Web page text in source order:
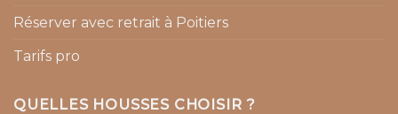
Réserver avec retrait à Poitiers
Tarifs pro
QUELLES HOUSSES CHOISIR ?